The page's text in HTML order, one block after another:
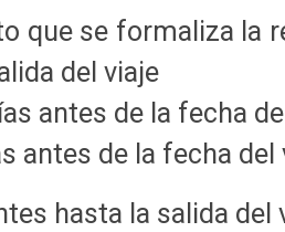
que se formaliza la
del viaje
antes de la fecha
antes de la fecha del
hasta la salida del